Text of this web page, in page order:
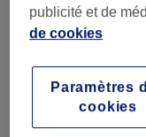
Bienvenue chez
Oubliez vos soucis
sur mesure
aussi de sublimer
Royal Thaï
publicité et de
de cookies
Paramètres
cookies